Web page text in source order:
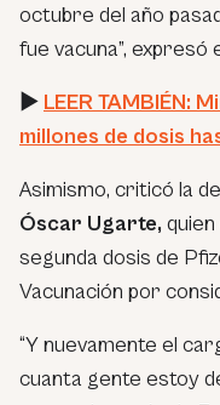
octubre del año
fue vacuna”, expresó
► LEER TAMBIÉN:
millones de dosis
Asimismo, criticó la
Óscar Ugarte,
segunda dosis de
Vacunación por
“Y nuevamente el
cuanta gente estoy